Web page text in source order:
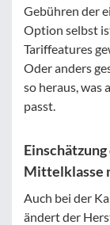
Gebühren der
Option selbst
Tariffeatures
Oder anders
so heraus, was
passt.
Mittelklasse
Auch bei der
ändert der